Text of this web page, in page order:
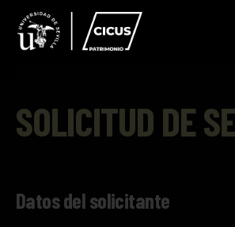
SOLICITUD DE
Datos del solicitante